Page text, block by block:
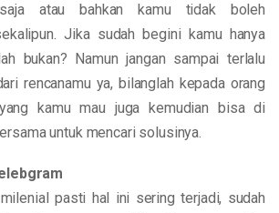
atau bahkan kamu tidak boleh
Jika sudah begini kamu hanya
bukan? Namun jangan sampai terlalu
rencanamu ya, bilanglah kepada orang
kamu mau juga kemudian bisa di
untuk mencari solusinya.
pasti hal ini sering terjadi, sudah